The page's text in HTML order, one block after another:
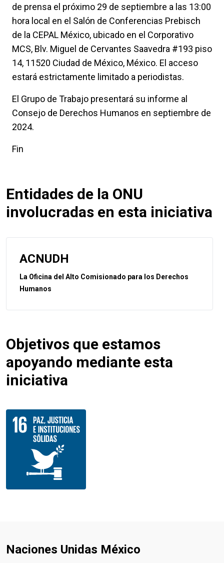
de prensa el próximo 29 de septiembre a las 13:00
hora local en el Salón de Conferencias Prebisch
de la CEPAL México, ubicado en el Corporativo
MCS, Blv. Miguel de Cervantes Saavedra #193 piso
14, 11520 Ciudad de México, México. El acceso
estará estrictamente limitado a periodistas.
El Grupo de Trabajo presentará su informe al
Consejo de Derechos Humanos en septiembre de
2024.
Fin
Entidades de la ONU
involucradas en esta iniciativa
ACNUDH
La Oficina del Alto Comisionado para los Derechos
Humanos
Objetivos que estamos
apoyando mediante esta
iniciativa
Naciones Unidas México